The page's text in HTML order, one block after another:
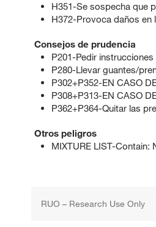
H351-Se sospecha que
H372-Provoca daños en
Consejos de prudencia
P201-Pedir
P280-Llevar guantes/
P302+P352-EN CASO
P308+P313-EN CASO
P362+P364-Quitar las
Otros peligros
MIXTURE LIST-Contain:
RUO – Research Use Only